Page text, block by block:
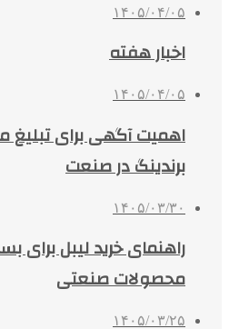
۱۴۰۵/۰۴/۰۵
اخبار هفته
۱۴۰۵/۰۴/۰۵
اهمیت آگهی برای
برندینگ در صنعت
۱۴۰۵/۰۳/۳۰
راهنمای خرید لیبل برای
محصولات صنعتی
۱۴۰۵/۰۳/۲۵